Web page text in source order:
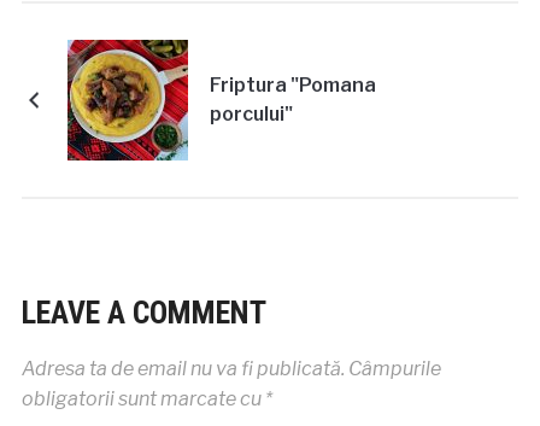
Friptura "Pomana
porcului"
LEAVE A COMMENT
Adresa ta de email nu va fi publicată. Câmpurile
obligatorii sunt marcate cu *